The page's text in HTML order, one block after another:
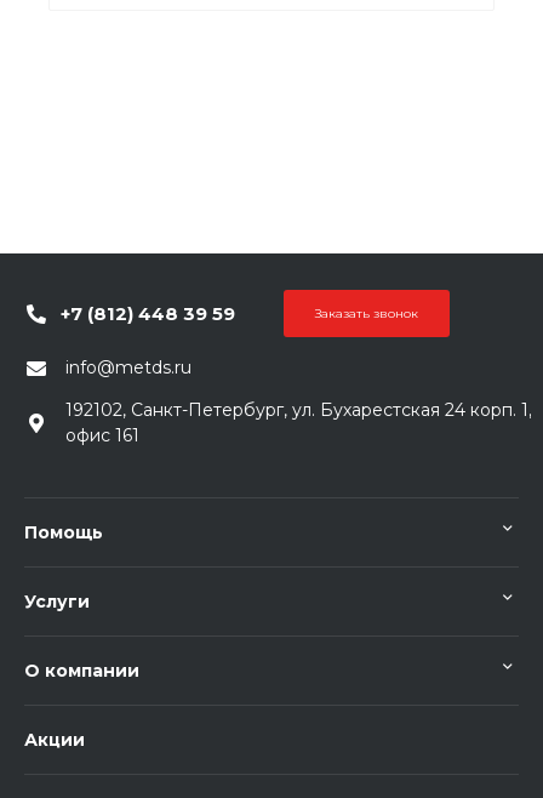
+7 (812) 448 39 59 Заказать звонок
info@metds.ru
192102, Санкт-Петербург, ул. Бухарестская 24 корп. 1,
офис 161
Помощь
Услуги
О компании
Акции